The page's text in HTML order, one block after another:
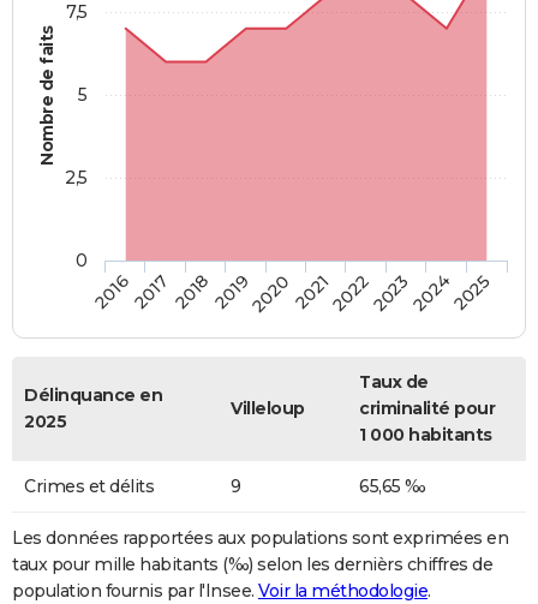
Nombre de faits
20162017 20182019202020212022202320242025
0
2,5
5
7,5
Délinquance en
2025
Villeloup
Taux de
criminalité pour
1 000 habitants
Crimes et délits 9 65,65 ‰
Les données rapportées aux populations sont exprimées en
taux pour mille habitants (‰) selon les dernièrs chiffres de
population fournis par l'Insee. Voir la méthodologie.